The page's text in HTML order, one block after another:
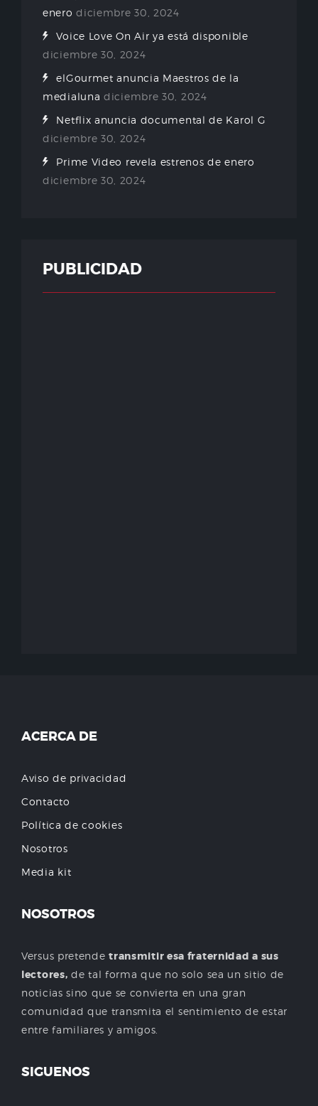
enero diciembre 30, 2024
Voice Love On Air ya está disponible
diciembre 30, 2024
elGourmet anuncia Maestros de la
medialuna diciembre 30, 2024
Netflix anuncia documental de Karol G
diciembre 30, 2024
Prime Video revela estrenos de enero
diciembre 30, 2024
PUBLICIDAD
ACERCA DE
Aviso de privacidad
Contacto
Política de cookies
Nosotros
Media kit
NOSOTROS
Versus pretendetransmitir esa fraternidad a sus
lectores, de tal forma que no solo sea un sitio de
noticias sino que se convierta en una gran
comunidad que transmita el sentimiento de estar
entre familiares y amigos.
SIGUENOS